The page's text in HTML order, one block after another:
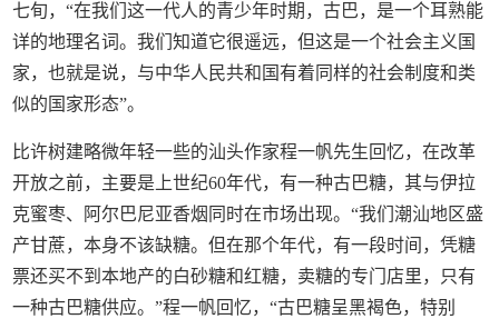
七旬，“在我们这一代人的青少年时期，古巴，是一个耳熟能
详的地理名词。我们知道它很遥远，但这是一个社会主义国
家，也就是说，与中华人民共和国有着同样的社会制度和类
似的国家形态”。
比许树建略微年轻一些的汕头作家程一帆先生回忆，在改革
开放之前，主要是上世纪60年代，有一种古巴糖，其与伊拉
克蜜枣、阿尔巴尼亚香烟同时在市场出现。“我们潮汕地区盛
产甘蔗，本身不该缺糖。但在那个年代，有一段时间，凭糖
票还买不到本地产的白砂糖和红糖，卖糖的专门店里，只有
一种古巴糖供应。”程一帆回忆，“古巴糖呈黑褐色，特别